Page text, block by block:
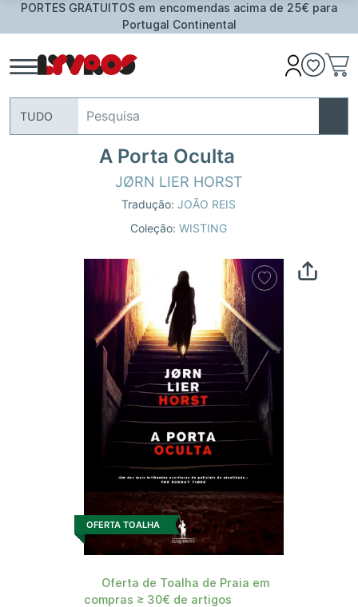
PORTES GRATUITOS em encomendas acima de 25€ para
Portugal Continental
TUDO
A Porta Oculta
JØRN LIER HORST
Tradução:JOÃO REIS
Coleção:WISTING
OFERTA TOALHA
Oferta de Toalha de Praia em
compras ≥ 30€ de artigos